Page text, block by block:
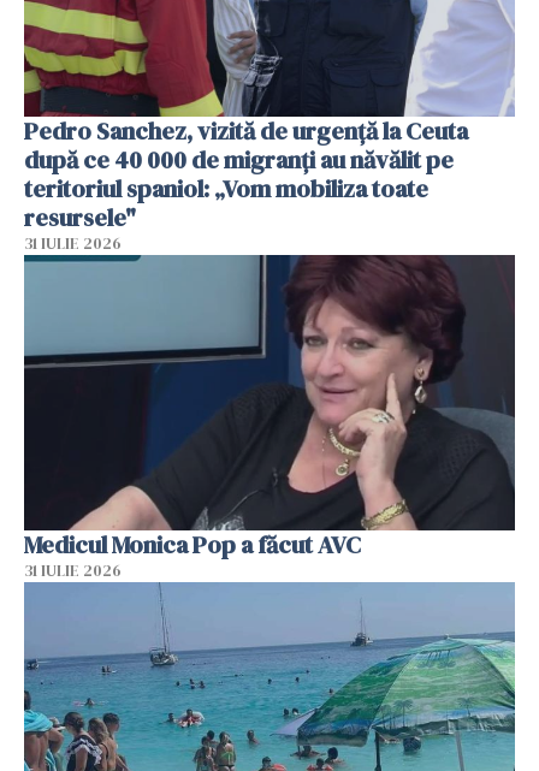
Pedro Sanchez, vizită de urgență la Ceuta
după ce 40 000 de migranți au năvălit pe
teritoriul spaniol: „Vom mobiliza toate
resursele"
31 IULIE 2026
Medicul Monica Pop a făcut AVC
31 IULIE 2026